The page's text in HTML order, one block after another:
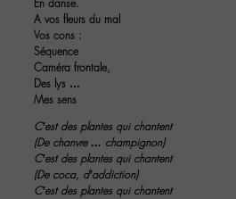
En danse.
A vos fleurs du mal
Vos cons :
Séquence
Caméra frontale,
Des lys …
Mes sens
C’est des plantes qui chantent
(De chanvre … champignon)
C’est des plantes qui chantent
(De coca, d’addiction)
C’est des plantes qui chantent